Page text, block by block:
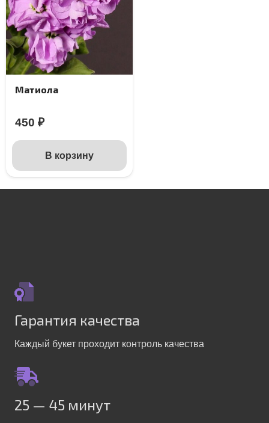
Матиола
450 ₽
В корзину
Гарантия качества
Каждый букет проходит контроль качества
25 — 45 минут